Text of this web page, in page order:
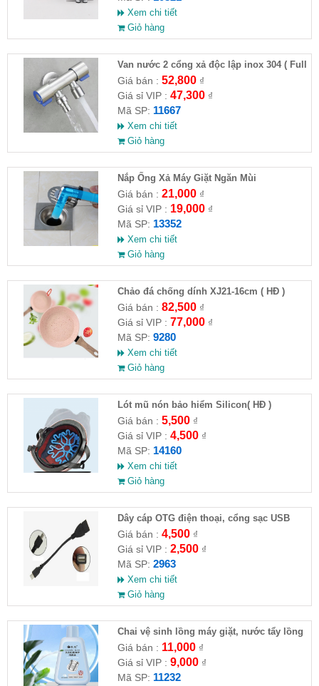
Xem chi tiết
Giỏ hàng
Van nước 2 cổng xả độc lập inox 304 ( Full
VAT )
Giá bán : 52,800₫
Giá sỉ VIP : 47,300₫
Mã SP: 11667
Xem chi tiết
Giỏ hàng
Nắp Ống Xả Máy Giặt Ngăn Mùi
Giá bán : 21,000₫
Giá sỉ VIP : 19,000₫
Mã SP: 13352
Xem chi tiết
Giỏ hàng
Chảo đá chống dính XJ21-16cm ( HĐ )
Giá bán : 82,500₫
Giá sỉ VIP : 77,000₫
Mã SP: 9280
Xem chi tiết
Giỏ hàng
Lót mũ nón bảo hiểm Silicon( HĐ )
Giá bán : 5,500₫
Giá sỉ VIP : 4,500₫
Mã SP: 14160
Xem chi tiết
Giỏ hàng
Dây cáp OTG điện thoại, cổng sạc USB
Giá bán : 4,500₫
Giá sỉ VIP : 2,500₫
Mã SP: 2963
Xem chi tiết
Giỏ hàng
Chai vệ sinh lồng máy giặt, nước tẩy lồng
máy giặt CLEANING FLUID
Giá bán : 11,000₫
Giá sỉ VIP : 9,000₫
Mã SP: 11232